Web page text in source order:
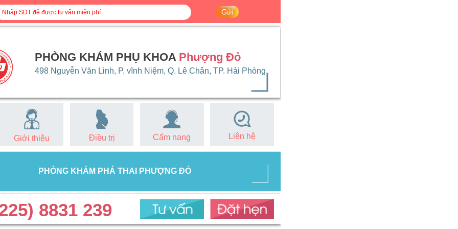
PHÒNG KHÁM PHỤ KHOA Phượng Đỏ
498 Nguyễn Văn Linh, P. vĩnh Niệm, Q. Lê Chân, TP. Hải Phòng
Giới thiệu Điều trị Cẩm nang Liên hệ
PHÒNG KHÁM PHÁ THAI PHƯỢNG ĐỎ
8831 239